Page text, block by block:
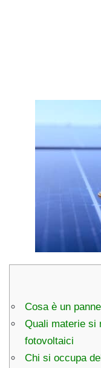
Cosa è un
Quali materie si
fotovoltaici
Chi si occupa